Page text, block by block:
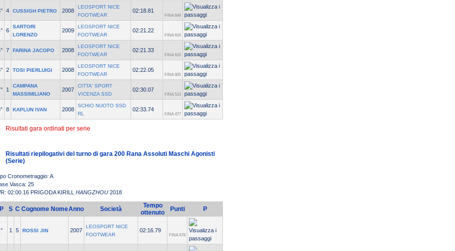
4 CUSSIGH PIETRO 2008
LEOSPORT NICE
FOOTWEAR
02:18.81
FINA 649
6
SARTORI
LORENZO
2009
LEOSPORT NICE
FOOTWEAR
02:21.22
FINA 616
7 FARINA JACOPO 2008
LEOSPORT NICE
FOOTWEAR
02:21.33
FINA 615
2 TOSI PIERLUIGI 2008
LEOSPORT NICE
FOOTWEAR
02:22.05
FINA 605
1
CAMPANA
MASSIMILIANO
2007
CITTA' SPORT
VICENZA SSD
02:30.07
FINA 513
8 KAPLUN IVAN 2008
SCHIO NUOTO SSD
RL
02:33.74
FINA 477
Risultati gara ordinati per serie
Risultati riepilogativi del turno di gara 200 Rana Assoluti Maschi Agonisti
(Serie)
Cronometraggio: A
Vasca: 25
02:00.16 PRIGODA KIRILL HANGZHOU 2018
P S C Cognome NomeAnno Società
Tempo
ottenuto
Punti P
1 5 ROSSI JIN 2007
LEOSPORT NICE
FOOTWEAR
02:16.79
FINA 678